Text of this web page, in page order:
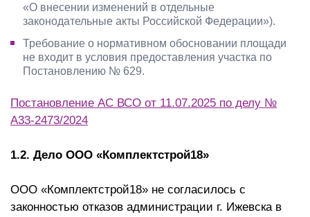
«О внесении изменений в отдельные
законодательные акты Российской Федерации»).
Требование о нормативном обосновании площади
не входит в условия предоставления участка по
Постановлению № 629.
Постановление АС ВСО от 11.07.2025 по делу №
A33-2473/2024
1.2. Дело ООО «Комплектстрой18»
ООО «Комплектстрой18» не согласилось с
законностью отказов администрации г. Ижевска в